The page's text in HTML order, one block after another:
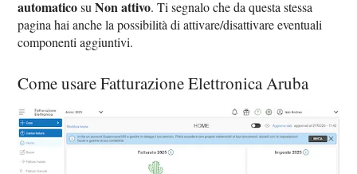
automaticosuNon attivo. Ti segnalo che da questa stessa
pagina hai anche la possibilità di attivare/disattivare eventuali
componenti aggiuntivi.
Come usare Fatturazione Elettronica Aruba